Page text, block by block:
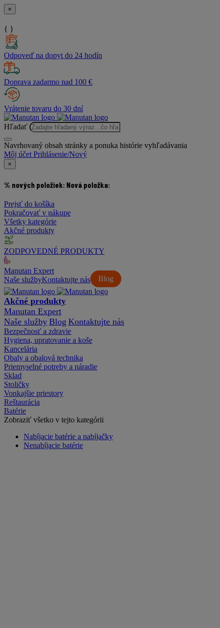
×
{ }
Odpoveď na dopyt do 24 hodín
Doprava zadarmo nad 100 €
Vrátenie tovaru do 30 dní
Hľadať
Navrhovaný obsah stránky a ponuka histórie vyhľadávania
Môj účet Prihlásenie/Nový
×
% nových položiek: Nová položka:
Prejsť do košíka
Pokračovať v nákupe
Všetky kategórie
Akčné produkty
ZODPOVEDNÉ PRODUKTY
Manutan Expert
Naše služby
Blog
Kontaktujte nás
Akčné produkty
Manutan Expert
Naše služby Blog Kontaktujte nás
Bezpečnosť a zdravie
Hygiena, upratovanie a koše
Kancelária
Obaly a obalová technika
Priemyselné potreby a náradie
Sklad
Stoličky
Vonkajšie priestory
Reštaurácia
Batérie
Zobraziť všetko v tejto kategórii
Nabíjacie batérie a nabíjačky
Nenabíjacie batérie